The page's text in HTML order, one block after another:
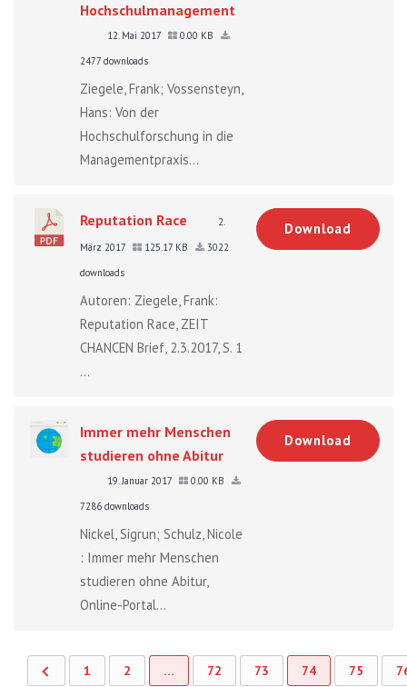
Hochschulmanagement
12. Mai 2017
0.00 KB
2477 downloads
Ziegele, Frank; Vossensteyn,
Hans: Von der
Hochschulforschung in die
Managementpraxis...
Reputation Race
2.
März 2017
125.17 KB
3022
downloads
Autoren: Ziegele, Frank:
Reputation Race, ZEIT
CHANCEN Brief, 2.3.2017, S. 1
...
Download
Immer mehr Menschen
studieren ohne Abitur
19. Januar 2017
0.00 KB
7286 downloads
Nickel, Sigrun; Schulz, Nicole
: Immer mehr Menschen
studieren ohne Abitur,
Online-Portal...
Download
1 2 … 72 73 74 75